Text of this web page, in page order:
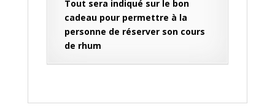
Tout sera indiqué sur le bon
cadeau pour permettre à la
personne de réserver son cours
de rhum